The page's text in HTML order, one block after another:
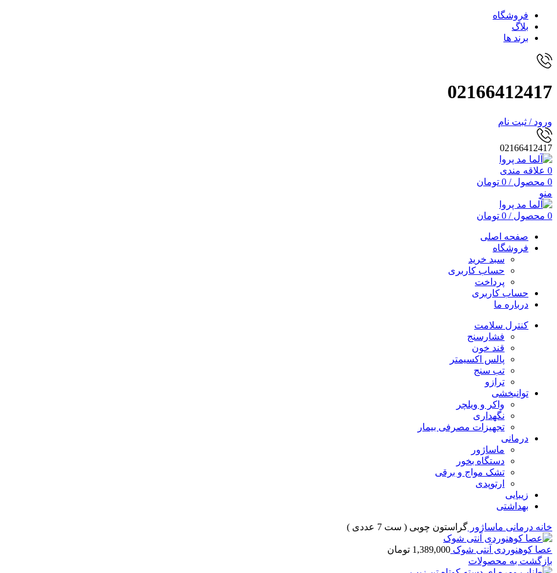
فروشگاه
بلاگ
برند ها
02166412417
ورود / ثبت نام
02166412417
0 علاقه مندی
0 محصول /
0 تومان
منو
0 محصول /
0 تومان
صفحه اصلی
فروشگاه
سبد خرید
حساب کاربری
پرداخت
حساب کاربری
درباره ما
کنترل سلامت
فشارسنج
قند خون
پالس اکسیمتر
تب سنج
ترازو
توانبخشی
واکر و ویلچر
نگهداری
تجهیزات مصرفی بیمار
درمانی
ماساژور
دستگاه بخور
تشک مواج و برقی
ارتوپدی
زیبایی
بهداشتی
خانه درمانی ماساژور گراستون چوبی ( ست 7 عددی )
عصا کوهنوردی آنتی شوک 1,389,000 تومان
بازگشت به محصولات